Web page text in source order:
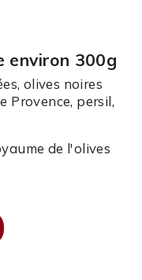
environ 300g
olives noires
Provence, persil,
de l'olives